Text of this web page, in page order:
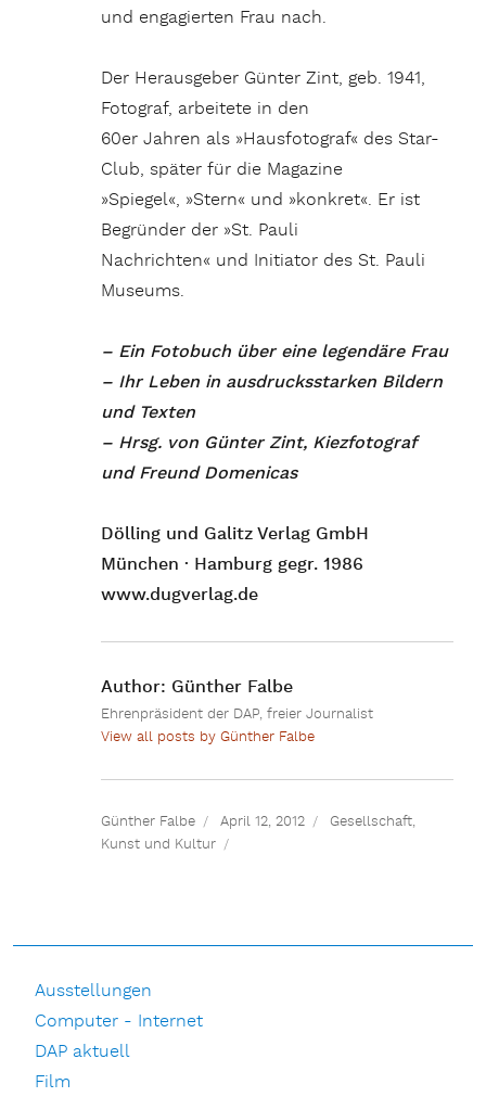
und engagierten Frau nach.
Der Herausgeber Günter Zint, geb. 1941,
Fotograf, arbeitete in den
60er Jahren als »Hausfotograf« des Star-
Club, später für die Magazine
»Spiegel«, »Stern« und »konkret«. Er ist
Begründer der »St. Pauli
Nachrichten« und Initiator des St. Pauli
Museums.
– Ein Fotobuch über eine legendäre Frau
– Ihr Leben in ausdrucksstarken Bildern
und Texten
– Hrsg. von Günter Zint, Kiezfotograf
und Freund Domenicas
Dölling und Galitz Verlag GmbH
München · Hamburg gegr. 1986
www.dugverlag.de
Author: Günther Falbe
Ehrenpräsident der DAP, freier Journalist
View all posts by Günther Falbe
Günther Falbe April 12, 2012 Gesellschaft,
Kunst und Kultur
Ausstellungen
Computer - Internet
DAP aktuell
Film